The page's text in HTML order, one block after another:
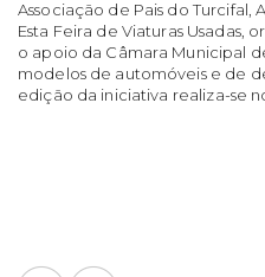
Associação de Pais do Turcifal,
Esta Feira de Viaturas Usadas,
o apoio da Câmara Municipal
modelos de automóveis e de
edição da iniciativa realiza-se